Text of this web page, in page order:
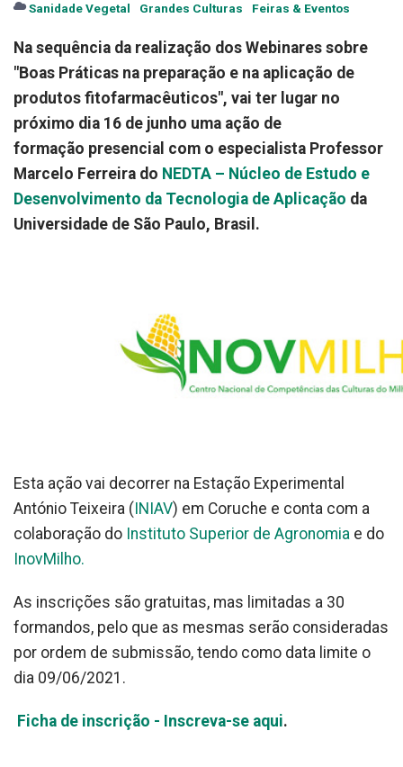
Sanidade Vegetal
Grandes Culturas Feiras & Eventos
Na sequência da realização dos Webinares sobre
"Boas Práticas na preparação e na aplicação de
produtos fitofarmacêuticos", vai ter lugar no
próximo dia 16 de junho uma ação de
formação presencial com o especialista Professor
Marcelo Ferreira do NEDTA – Núcleo de Estudo e
Desenvolvimento da Tecnologia de Aplicação da
Universidade de São Paulo, Brasil.
Esta ação vai decorrer na Estação Experimental
António Teixeira ( INIAV) em Coruche e conta com a
colaboração do Instituto Superior de Agronomia e do
InovMilho.
As inscrições são gratuitas, mas limitadas a 30
formandos, pelo que as mesmas serão consideradas
por ordem de submissão, tendo como data limite o
dia 09/06/2021.
Ficha de inscrição - Inscreva-se aqui.